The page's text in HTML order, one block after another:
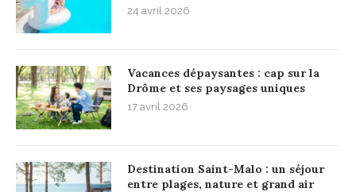
24 avril 2026
Vacances dépaysantes : cap sur la
Drôme et ses paysages uniques
17 avril 2026
Destination Saint-Malo : un séjour
entre plages, nature et grand air